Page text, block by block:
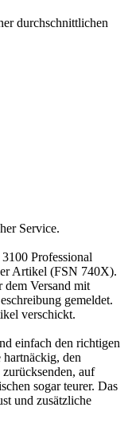
durchschnittlichen
Service.
Professional
Artikel (FSN 740X).
dem Versand mit
gemeldet.
verschickt.
einfach den richtigen
den
auf
sogar teurer. Das
und zusätzliche